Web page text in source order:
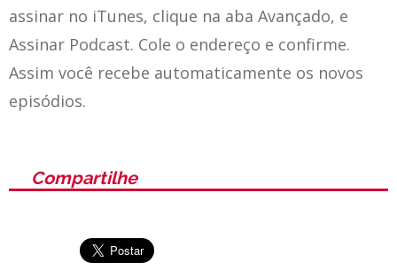
assinar no iTunes, clique na aba Avançado, e
Assinar Podcast. Cole o endereço e confirme.
Assim você recebe automaticamente os novos
episódios.
Compartilhe